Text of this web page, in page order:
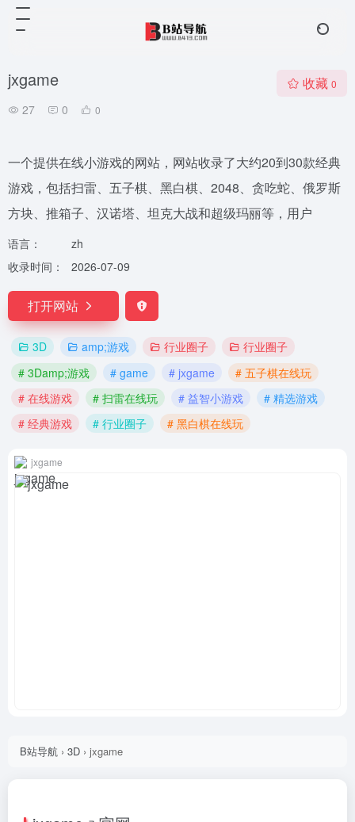
jxgame
27 0 0
收藏 0
一个提供在线小游戏的网站，网站收录了大约20到30款经典
游戏，包括扫雷、五子棋、黑白棋、2048、贪吃蛇、俄罗斯
方块、推箱子、汉诺塔、坦克大战和超级玛丽等，用户
语言：
zh
收录时间：
2026-07-09
打开网站
3D amp;游戏 行业圈子
行业圈子
# 3Damp;游戏
# game # jxgame
# 五子棋在线玩
# 在线游戏
# 扫雷在线玩 # 益智小游戏
# 精选游戏
# 经典游戏
# 行业圈子 # 黑白棋在线玩
jxgame
B站导航 › 3D › jxgame